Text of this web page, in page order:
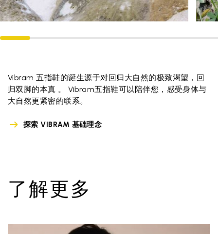
Vibram 五指鞋的诞生源于对回归大自然的极致渴望，回
归双脚的本真 。 Vibram五指鞋可以陪伴您，感受身体与
大自然更紧密的联系。
探索 VIBRAM 基础理念
了解更多